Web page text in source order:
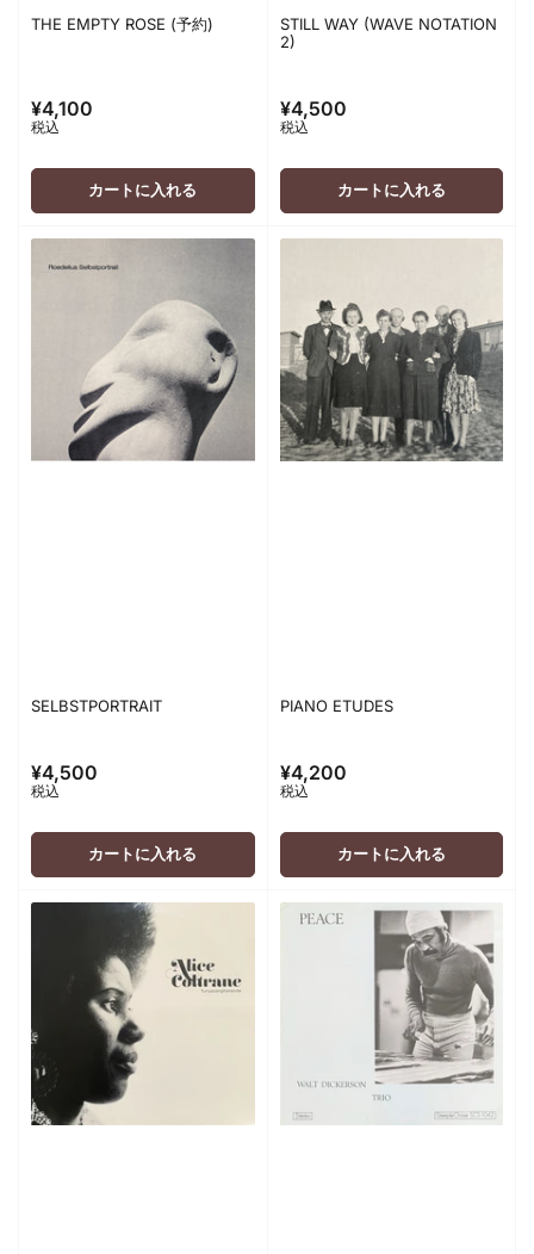
THE EMPTY ROSE (予約)
通
常
価
¥4,100
税込
カートに入れる
STILL WAY (WAVE NOTATION
2)
通
常
価
¥4,500
税込
カートに入れる
SELBSTPORTRAIT
通
常
価
¥4,500
税込
カートに入れる
PIANO ETUDES
通
常
価
¥4,200
税込
カートに入れる